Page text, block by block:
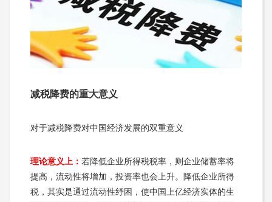
减税降费的重大意义
对于减税降费对中国经济发展的双重意义
理论意义上：若降低企业所得税税率，则企业储蓄率将
提高，流动性将增加，投资率也会上升。降低企业所得
税，其实是通过流动性纾困，使中国上亿经济实体的生